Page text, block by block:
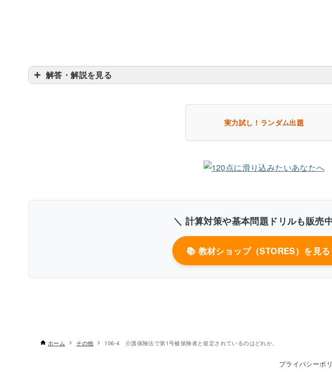
解答・解説を見る
改行過去問を見る
実力試し！ ランダム出題
＼ 計算対策や基本問題ドリルも販売
📚 教材ショップ（STORES）を見る
ホーム その他 106-4 介護保険法で第1号被保険者と規定されているのはどれか。
プライバシーポ